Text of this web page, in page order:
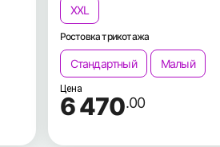
XXL
Ростовка трикотажа
Стандартный Малый
Цена
6 470.00